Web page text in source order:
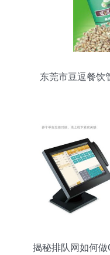
东莞市豆逗餐饮
揭秘排队网如何